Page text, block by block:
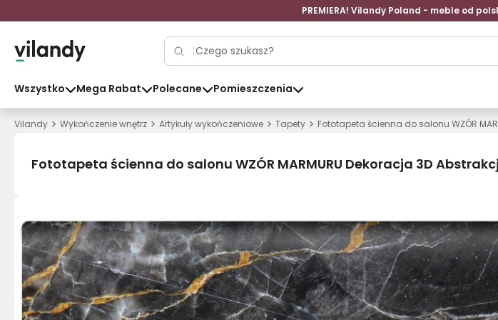
PREMIERA! Vilandy Poland - meble od
Wszystko Mega Rabat Polecane Pomieszczenia
Vilandy > Wykończenie wnętrz > Artykuły wykończeniowe > Tapety > Fototapeta ścienna do salonu WZÓR
Fototapeta ścienna do salonu WZÓR MARMURU Dekoracja 3D